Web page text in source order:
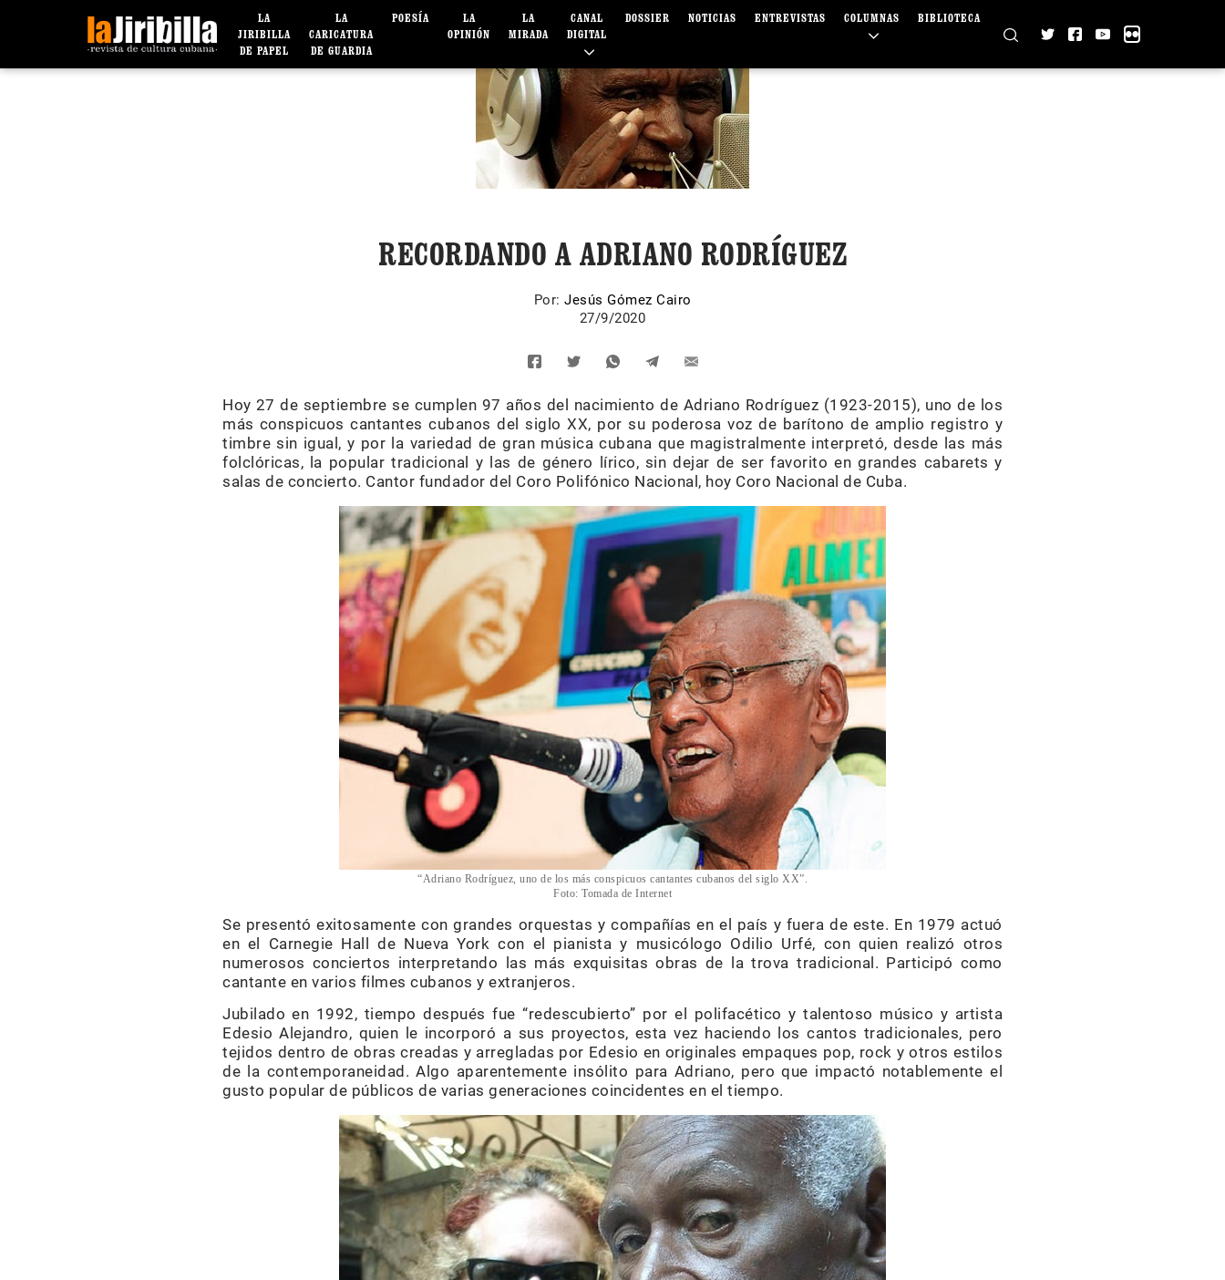
LA
JIRIBILLA
DE PAPEL
LA
CARICATURA
DE GUARDIA
POESÍA
LA
OPINIÓN
LA
MIRADA
CANAL
DIGITAL
DOSSIER NOTICIAS ENTREVISTAS COLUMNAS BIBLIOTECA
RECORDANDO A ADRIANO RODRÍGUEZ
Por: Jesús Gómez Cairo
27/9/2020
Hoy 27 de septiembre se cumplen 97 años del nacimiento de Adriano Rodríguez (1923-2015), uno de los
más conspicuos cantantes cubanos del siglo XX, por su poderosa voz de barítono de amplio registro y
timbre sin igual, y por la variedad de gran música cubana que magistralmente interpretó, desde las más
folclóricas, la popular tradicional y las de género lírico, sin dejar de ser favorito en grandes cabarets y
salas de concierto. Cantor fundador del Coro Polifónico Nacional, hoy Coro Nacional de Cuba.
“Adriano Rodríguez, uno de los más conspicuos cantantes cubanos del siglo XX”.
Foto: Tomada de Internet
Se presentó exitosamente con grandes orquestas y compañías en el país y fuera de este. En 1979 actuó
en el Carnegie Hall de Nueva York con el pianista y musicólogo Odilio Urfé, con quien realizó otros
numerosos conciertos interpretando las más exquisitas obras de la trova tradicional. Participó como
cantante en varios filmes cubanos y extranjeros.
Jubilado en 1992, tiempo después fue “redescubierto” por el polifacético y talentoso músico y artista
Edesio Alejandro, quien le incorporó a sus proyectos, esta vez haciendo los cantos tradicionales, pero
tejidos dentro de obras creadas y arregladas por Edesio en originales empaques pop, rock y otros estilos
de la contemporaneidad. Algo aparentemente insólito para Adriano, pero que impactó notablemente el
gusto popular de públicos de varias generaciones coincidentes en el tiempo.